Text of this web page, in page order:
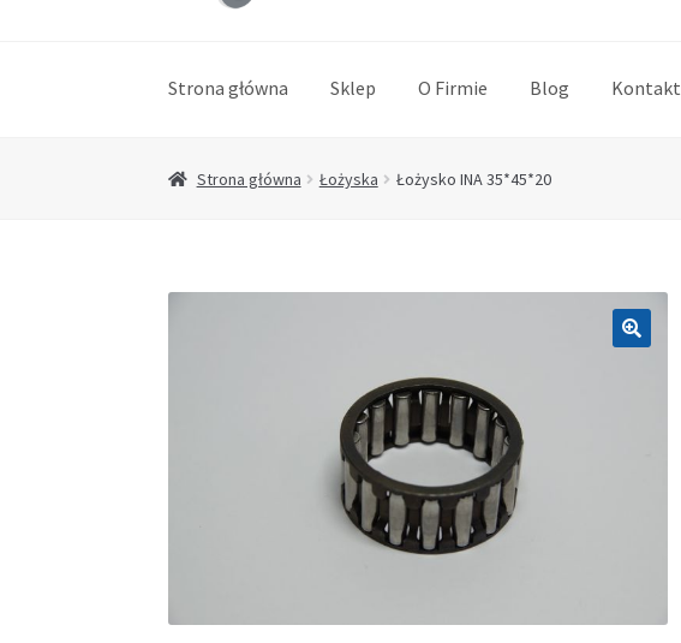
Strona główna Sklep O Firmie Blog Kontakt
Strona główna Łożyska Łożysko INA 35*45*20